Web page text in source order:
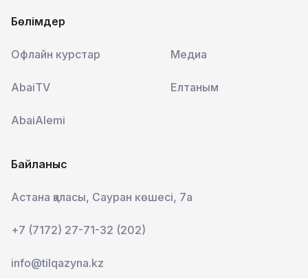
Бөлімдер
Офлайн курстар Медиа
AbaiTV Елтаным
AbaiAlemi
Байланыс
Астана қаласы, Сауран көшесі, 7а
+7 (7172) 27-71-32 (202)
info@tilqazyna.kz